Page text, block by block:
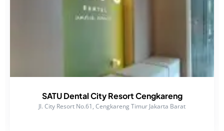
SATU Dental City Resort Cengkareng
Jl. City Resort No.61, Cengkareng Timur Jakarta Barat